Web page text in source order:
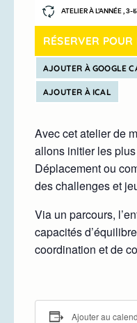
ATELIER À L’ANNÉE , 3-
RÉSERVER
AJOUTER À GOOGLE
AJOUTER À ICAL
Avec cet atelier de
allons initier les plus
Déplacement ou
des challenges et
Via un parcours,
capacités
coordination et de
Ajouter au